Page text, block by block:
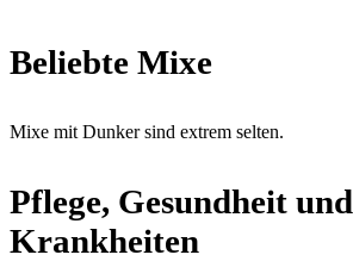
Beliebte Mixe
Mixe mit Dunker sind extrem selten.
Pflege, Gesundheit und
Krankheiten